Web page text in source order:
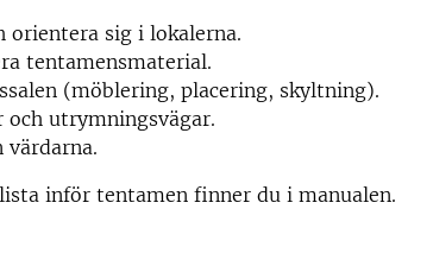
orientera sig i lokalerna.
tentamensmaterial.
(möblering, placering, skyltning).
utrymningsvägar.
inför tentamen finner du i manualen.